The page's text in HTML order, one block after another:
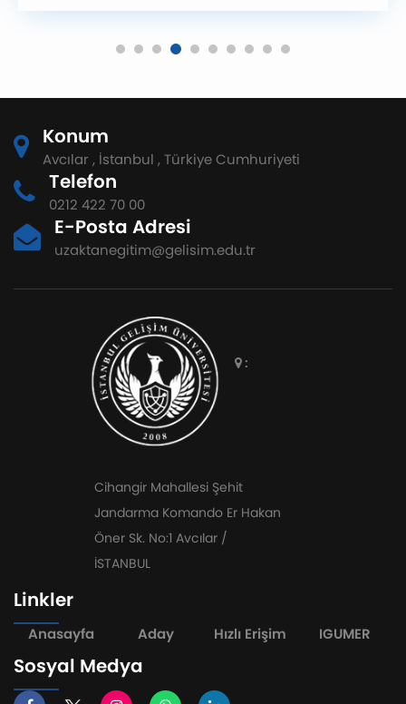
Konum
Avcılar , İstanbul , Türkiye Cumhuriyeti
Telefon
0212 422 70 00
E-Posta Adresi
uzaktanegitim@gelisim.edu.tr
:
Cihangir Mahallesi Şehit
Jandarma Komando Er Hakan
Öner Sk. No:1 Avcılar /
İSTANBUL
Linkler
Anasayfa Aday Hızlı Erişim IGUMER
Sosyal Medya